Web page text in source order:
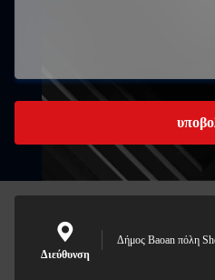
Διεύθυνση
Δήμος Baoan πόλη